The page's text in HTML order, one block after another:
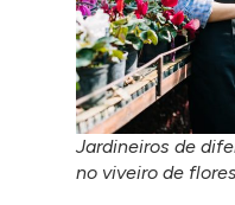
Jardineiros de
no viveiro de